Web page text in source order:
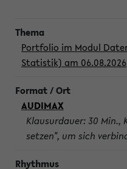
Portfolio im Modul
Statistik) am 06.08.2026
AUDIMAX
Klausurdauer: 30 Min.,
setzen", um sich